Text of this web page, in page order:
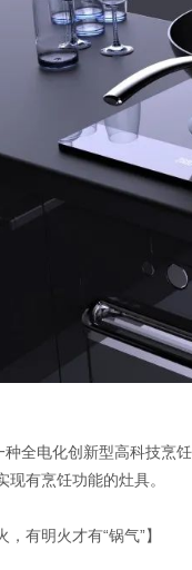
种全电化创新型高科技烹
现有烹饪功能的灶具。
，有明火才有“锅气”】